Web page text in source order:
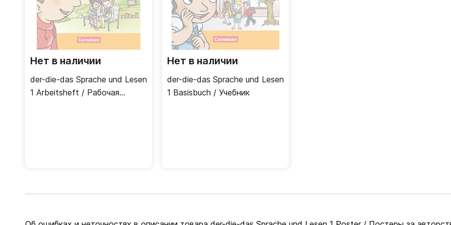
Нет в наличии
der-die-das Sprache und Lesen
1 Arbeitsheft / Рабочая
Нет в наличии
der-die-das Sprache und Lesen
1 Basisbuch / Учебник